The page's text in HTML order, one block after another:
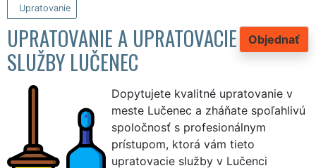
Upratovanie
Objednať
UPRATOVANIE A UPRATOVACIE
SLUŽBY LUČENEC
Dopytujete kvalitné upratovanie v
meste Lučenec a zháňate spoľahlivú
spoločnosť s profesionálnym
prístupom, ktorá vám tieto
upratovacie služby v Lučenci